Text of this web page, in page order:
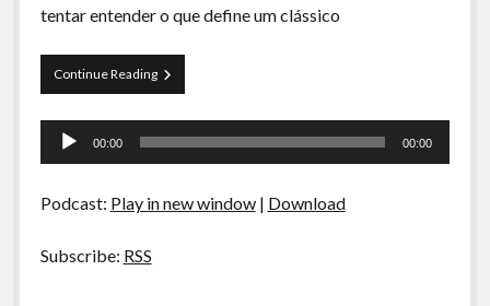
tentar entender o que define um clássico
Continue ReadingPapo
Tranqueira
Que
um
Tocador
00:00 00:00
Podcast: Play in new window| Download
Subscribe: RSS